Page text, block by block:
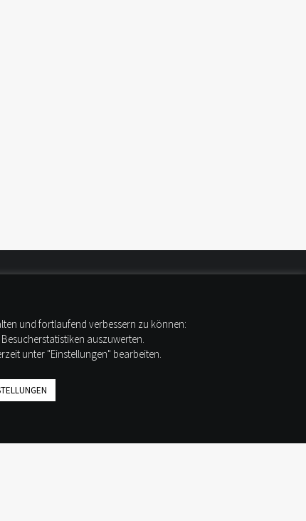
Ruf uns an:
Schreib uns:
Unsere WOW-MOBILE stehen hier:
und fortlaufend verbessern zu können:
auszuwerten.
unter "Einstellungen" bearbeiten.